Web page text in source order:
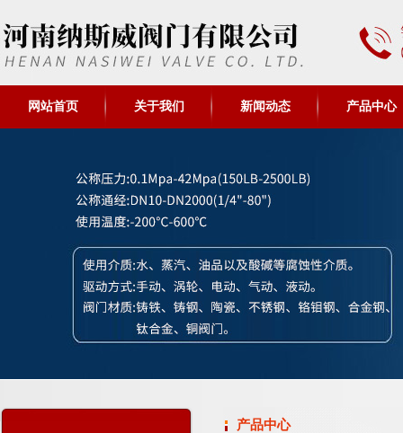
网站首页 关于我们 新闻动态 产品中心
产品中心